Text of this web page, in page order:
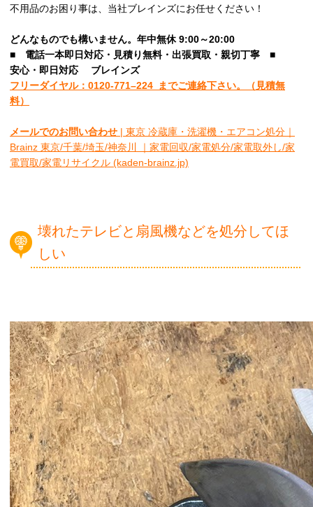
不用品のお困り事は、当社ブレインズにお任せください！
どんなものでも構いません。年中無休 9:00～20:00
■ 電話一本即日対応・見積り無料・出張買取・親切丁寧 ■
安心・即日対応
ブレインズ
フリーダイヤル：0120-771–224 までご連絡下さい。
（見積無
料）
メールでのお問い合わせ | 東京 冷蔵庫・洗濯機・エアコン処分｜
Brainz 東京/千葉/埼玉/神奈川 ｜家電回収/家電処分/家電取外し/家
電買取/家電リサイクル (kaden-brainz.jp)
壊れたテレビと扇風機などを処分してほ
しい